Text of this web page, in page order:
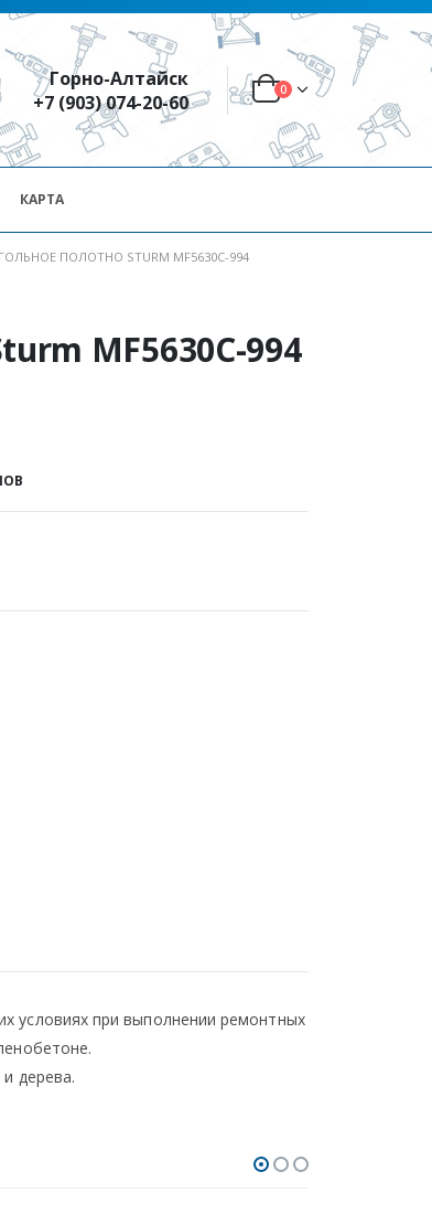
Горно-Алтайск
+7 (903) 074-20-60
0
КАРТА
ПОЛОТНО STURM MF5630C-994
MF5630C-994
условиях при выполнении ремонтных
дерева.